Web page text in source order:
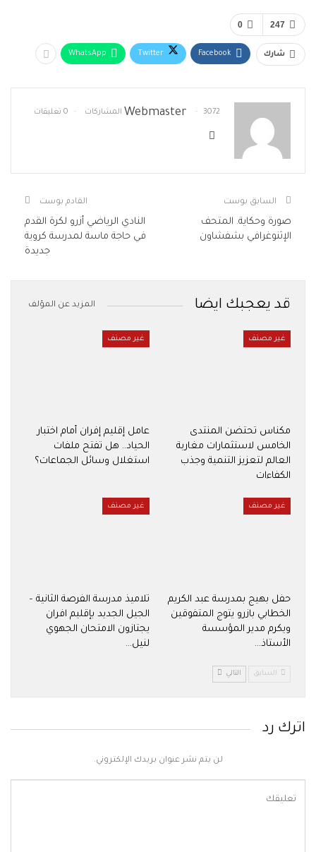
0 247
شارك Facebook
Twitter
WhatsApp
Webmaster 3072 المشاركات 0 تعليقات
السابق بوست
صورة وحكاية. المتحف
الإثنوغرافي بشفشاون
القادم بوست
النادي الرياضي أزرو لكرة القدم
في حاجة ماسة لمدرسة كروية
جديدة
قد يعجبك ايضا المزيد عن المؤلف
غير مصنف
مكناس تحتضن المنتدى
الخامس لاستثمارات مغاربة
العالم لتعزيز التنمية وجذب
الكفاءات
غير مصنف
عامل إقليم إفران أمام اختبار
الحياد.. هل تفتح ملفات
استغلال وسائل الجماعات؟
غير مصنف
حفل بهيج بمدرسة عبد الكريم
الخطابي بازرو يتوج المتفوقين
ويكرم مدير المؤسسة
الأستاذ…
غير مصنف
تلاميذ مدرسة الفرصة الثانية –
الجيل الجديد بإقليم افران
يجتازون الامتحان الجهوي
لنيل…
السابق التالي
اترك رد
لن يتم نشر عنوان بريدك الإلكتروني.